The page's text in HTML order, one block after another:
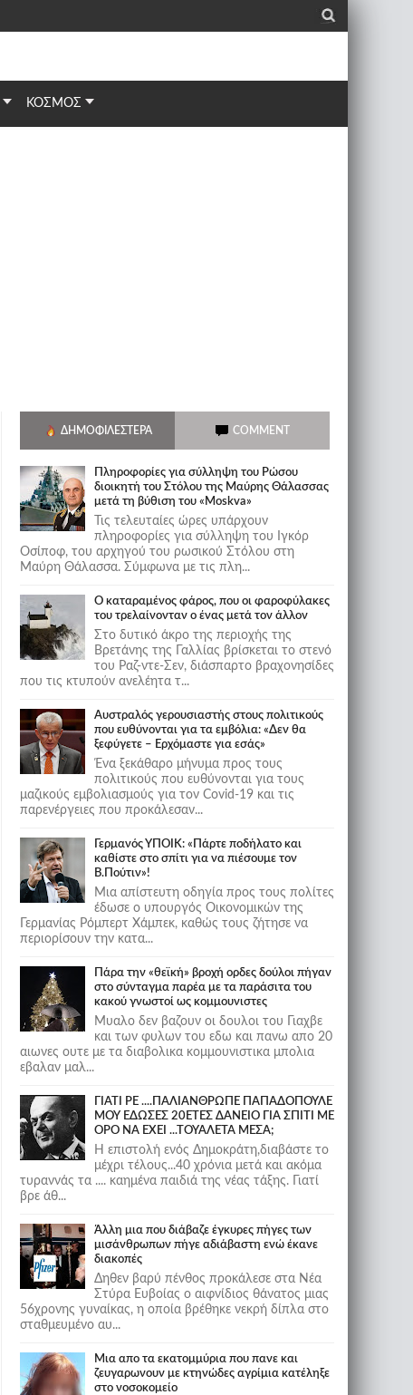
_
ΚΟΣΜΟΣ
ΔΗΜΟΦΙΛΈΣΤΕΡΑ COMMENT
Πληροφορίες για σύλληψη του Ρώσου
διοικητή του Στόλου της Mαύρης Θάλασσας
μετά τη βύθιση του «Moskva»
Τις τελευταίες ώρες υπάρχουν
πληροφορίες για σύλληψη του Ιγκόρ
Οσίποφ, του αρχηγού του ρωσικού Στόλου στη
Μαύρη Θάλασσα. Σύμφωνα με τις πλη...
Ο καταραμένος φάρος, που οι φαροφύλακες
του τρελαίνονταν ο ένας μετά τον άλλον
Στο δυτικό άκρο της περιοχής της
Βρετάνης της Γαλλίας βρίσκεται το στενό
του Ραζ-ντε-Σεν, διάσπαρτο βραχονησίδες
που τις κτυπούν ανελέητα τ...
Αυστραλός γερουσιαστής στους πολιτικούς
που ευθύνονται για τα εμβόλια: «Δεν θα
ξεφύγετε – Ερχόμαστε για εσάς»
Ένα ξεκάθαρο μήνυμα προς τους
πολιτικούς που ευθύνονται για τους
μαζικούς εμβολιασμούς για τον Covid-19 και τις
παρενέργειες που προκάλεσαν...
Γερμανός ΥΠΟΙΚ: «Πάρτε ποδήλατο και
καθίστε στο σπίτι για να πιέσουμε τον
Β.Πούτιν»!
Μια απίστευτη οδηγία προς τους πολίτες
έδωσε ο υπουργός Οικονομικών της
Γερμανίας Ρόμπερτ Χάμπεκ, καθώς τους ζήτησε να
περιορίσουν την κατα...
Πάρα την «θεϊκή» βροχή ορδες δούλοι πήγαν
στο σύνταγμα παρέα με τα παράσιτα του
κακού γνωστοί ως κομμουνιστες
Μυαλο δεν βαζουν οι δουλοι του Γιαχβε
και των φυλων του εδω και πανω απο 20
αιωνες ουτε με τα διαβολικα κομμουνιστικα μπολια
εβαλαν μαλ...
ΓΙΑΤΙ ΡΕ ....ΠΑΛΙΑΝΘΡΩΠΕ ΠΑΠΑΔΟΠΟΥΛΕ
ΜΟΥ ΕΔΩΣΕΣ 20ΕΤΕΣ ΔΑΝΕΙΟ ΓΙΑ ΣΠΙΤΙ ΜΕ
ΟΡΟ ΝΑ ΕΧΕΙ ...ΤΟΥΑΛΕΤΑ ΜΕΣΑ;
Η επιστολή ενός Δημοκράτη,διαβάστε το
μέχρι τέλους...40 χρόνια μετά και ακόμα
τυραννάς τα .... καημένα παιδιά της νέας τάξης. Γιατί
βρε άθ...
Άλλη μια που διάβαζε έγκυρες πήγες των
μισάνθρωπων πήγε αδιάβαστη ενώ έκανε
διακοπές
Δηθεν βαρύ πένθος προκάλεσε στα Νέα
Στύρα Ευβοίας ο αιφνίδιος θάνατος μιας
56χρονης γυναίκας, η οποία βρέθηκε νεκρή δίπλα στο
σταθμευμένο αυ...
Μια απο τα εκατομμύρια που πανε και
ζευγαρωνουν με κτηνώδες αγρίμια κατέληξε
στο νοσοκομείο